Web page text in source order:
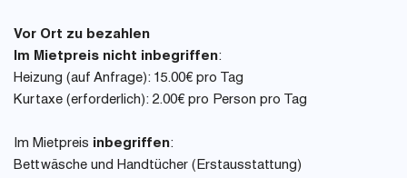
Vor Ort zu bezahlen
Im Mietpreis nicht inbegriffen:
Heizung (auf Anfrage): 15.00€ pro Tag
Kurtaxe (erforderlich): 2.00€ pro Person pro Tag
Im Mietpreis inbegriffen:
Bettwäsche und Handtücher (Erstausstattung)